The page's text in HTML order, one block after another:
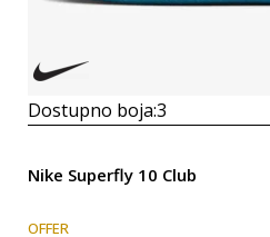
Dostupno boja:3
Nike Superfly 10 Club
OFFER